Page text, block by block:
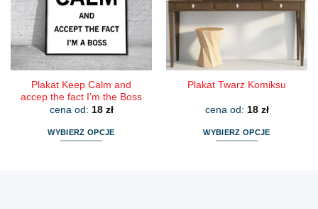
wybrać
na
stronie
produktu
wybrać
produktu
Plakat Keep Calm and
accep the fact I’m the Boss
cena od: 18 zł
WYBIERZ OPCJE
Plakat Twarz Komiksu
cena od: 18 zł
WYBIERZ OPCJE